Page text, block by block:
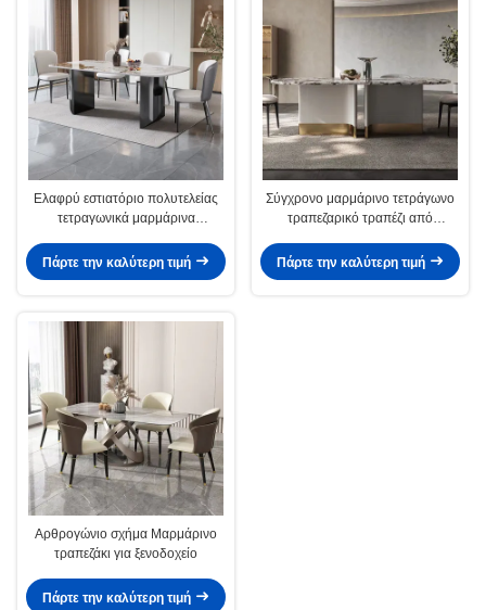
Ελαφρύ εστιατόριο πολυτελείας
τετραγωνικά μαρμάρινα
Πάρτε την καλύτερη τιμή
Σύγχρονο μαρμάρινο τετράγωνο
τραπεζαρικό τραπέζι από
αίθουσα τραπέζι του ξενοδοχείου
Πάρτε την καλύτερη τιμή
Αρθρογώνιο σχήμα Μαρμάρινο
τραπεζάκι για ξενοδοχείο
Πάρτε την καλύτερη τιμή